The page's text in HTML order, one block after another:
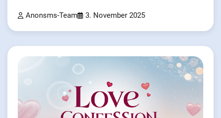
Anonsms-Team 3. November 2025